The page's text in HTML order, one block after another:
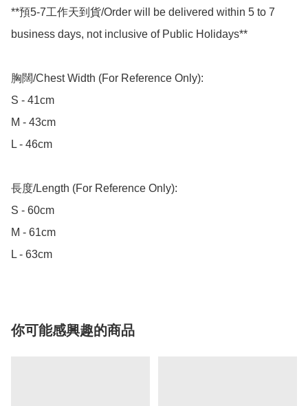
**預5-7工作天到貨/Order will be delivered within 5 to 7
business days, not inclusive of Public Holidays**
胸闊/Chest Width (For Reference Only):
S - 41cm
M - 43cm
L - 46cm
長度/Length (For Reference Only):
S - 60cm
M - 61cm
L - 63cm
你可能感興趣的商品